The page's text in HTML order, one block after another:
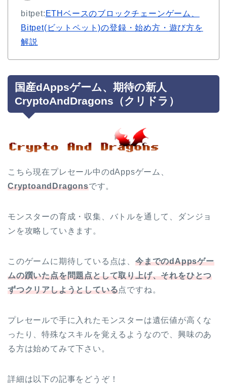
bitpet: ETHベースのブロックチェーンゲーム、
Bitpet(ビットペット)の登録・始め方・遊び方を
解説
国産dAppsゲーム、期待の新人
CryptoAndDragons（クリドラ）
こちら現在プレセール中のdAppsゲーム、
CryptoandDragonsです。
モンスターの育成・収集、バトルを通して、ダンジョ
ンを攻略していきます。
このゲームに期待している点は、 今までのdAppsゲー
ムの躓いた点を問題点として取り上げ、それをひとつ
ずつクリアしようとしている点ですね。
プレセールで手に入れたモンスターは遺伝値が高くな
ったり、特殊なスキルを覚えるようなので、興味のあ
る方は始めてみて下さい。
詳細は以下の記事をどうぞ！